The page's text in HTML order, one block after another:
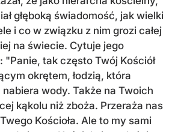
głęboką świadomość, jak wielki
i co w związku z nim grozi całej
na świecie. Cytuje jego
"Panie, tak często Twój Kościół
okrętem, łodzią, która
wody. Także na Twoich
kąkolu niż zboża. Przeraża nas
Kościoła. Ale to my sami